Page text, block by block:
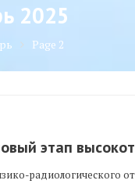
2025
Page 2
этап
радиологического